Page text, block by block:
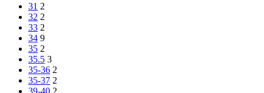
31 2
32 2
33 2
34 9
35 2
35.5 3
35-36 2
35-37 2
39-40 2